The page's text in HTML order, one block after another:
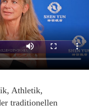
Athletik,
traditionellen